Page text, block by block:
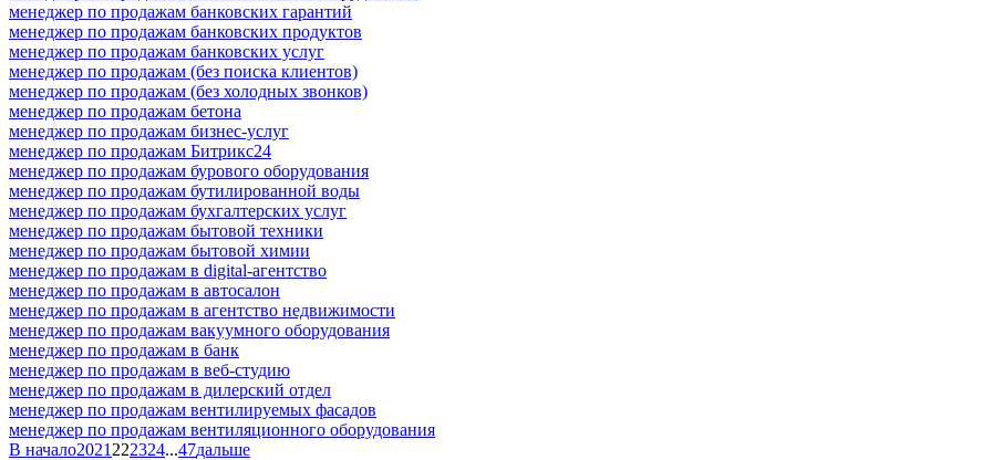
менеджер по продажам банковских гарантий
менеджер по продажам банковских продуктов
менеджер по продажам банковских услуг
менеджер по продажам (без поиска клиентов)
менеджер по продажам (без холодных звонков)
менеджер по продажам бетона
менеджер по продажам бизнес-услуг
менеджер по продажам Битрикс24
менеджер по продажам бурового оборудования
менеджер по продажам бутилированной воды
менеджер по продажам бухгалтерских услуг
менеджер по продажам бытовой техники
менеджер по продажам бытовой химии
менеджер по продажам в digital-агентство
менеджер по продажам в автосалон
менеджер по продажам в агентство недвижимости
менеджер по продажам вакуумного оборудования
менеджер по продажам в банк
менеджер по продажам в веб-студию
менеджер по продажам в дилерский отдел
менеджер по продажам вентилируемых фасадов
менеджер по продажам вентиляционного оборудования
В начало2021 222324...47дальше